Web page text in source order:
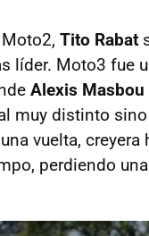
Tito Rabat
líder. Moto3 fue
Alexis Masbou
muy distinto
vuelta,
perdiendo